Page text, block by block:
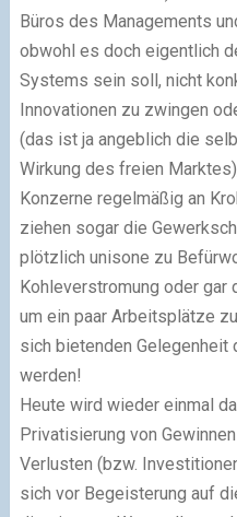
Büros des Managements
obwohl es doch eigentlich
Systems sein soll, nicht
Innovationen zu zwingen
(das ist ja angeblich die
Wirkung des freien
Konzerne regelmäßig an
ziehen sogar die
plötzlich unisone zu
Kohleverstromung oder gar
um ein paar Arbeitsplätze
sich bietenden Gelegenheit
werden!
Heute wird wieder einmal
Privatisierung von
Verlusten (bzw.
sich vor Begeisterung auf